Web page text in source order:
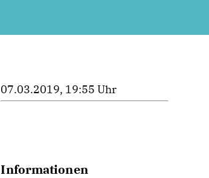
07.03.2019, 19:55 Uhr
Informationen